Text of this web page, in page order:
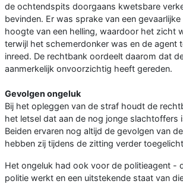
de ochtendspits doorgaans kwetsbare
bevinden. Er was sprake van een
hoogte van een helling, waardoor het zicht
terwijl het schemerdonker was en de agent
inreed. De rechtbank oordeelt daarom dat
aanmerkelijk onvoorzichtig heeft gereden.
Gevolgen ongeluk
Bij het opleggen van de straf houdt de
het letsel dat aan de nog jonge slachtoffers
Beiden ervaren nog altijd de gevolgen van
hebben zij tijdens de zitting verder
Het ongeluk had ook voor de politieagent -
politie werkt en een uitstekende staat van